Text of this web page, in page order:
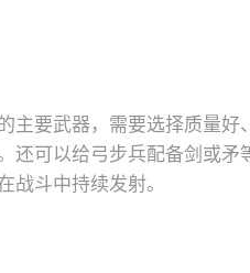
主要武器，需要选择质量好
可以给弓步兵配备剑或矛
斗中持续发射。